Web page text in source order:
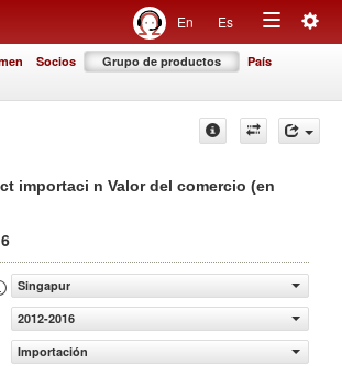
En Es
Toggle
Socios Grupo de productos País
importaci n Valor del comercio (en
Singapur
2012-2016
Importación